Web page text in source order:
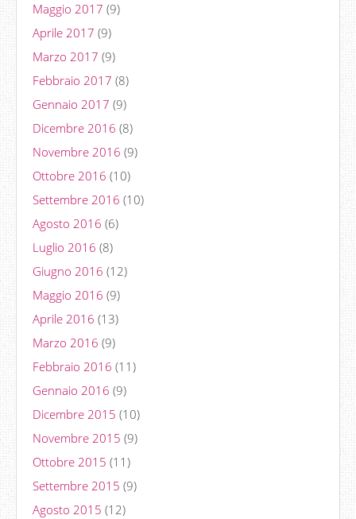
Maggio 2017 (9)
Aprile 2017 (9)
Marzo 2017 (9)
Febbraio 2017 (8)
Gennaio 2017 (9)
Dicembre 2016 (8)
Novembre 2016 (9)
Ottobre 2016 (10)
Settembre 2016 (10)
Agosto 2016 (6)
Luglio 2016 (8)
Giugno 2016 (12)
Maggio 2016 (9)
Aprile 2016 (13)
Marzo 2016 (9)
Febbraio 2016 (11)
Gennaio 2016 (9)
Dicembre 2015 (10)
Novembre 2015 (9)
Ottobre 2015 (11)
Settembre 2015 (9)
Agosto 2015 (12)